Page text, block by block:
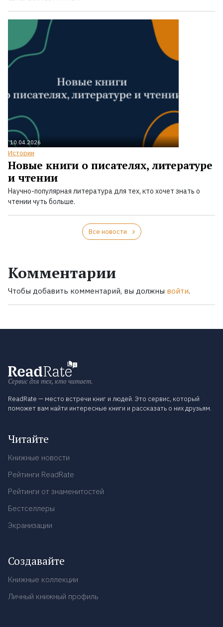
10.04.2026
Истории
Новые книги о писателях, литературе
и чтении
Научно-популярная литература для тех, кто хочет знать о
чтении чуть больше.
Все новости
Комментарии
Чтобы добавить комментарий, вы должны войти.
Сервис для тех, кто читает.
ReadRate — место встречи книг и людей. Это сервис, который
поможет вам найти интересные книги и рассказать о них друзьям.
Читайте
Книжные новости
Рейтинги ReadRate
Рейтинги от знаменитостей
Бестселлеры
Экранизации
Создавайте
Книжные коллекции
Личный книжный профиль